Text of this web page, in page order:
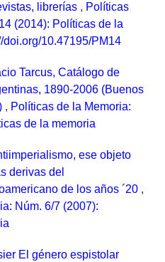
librerías , Políticas
(2014): Políticas de la
doi.org/10.47195/PM14
Tarcus, Catálogo de
1890-2006 (Buenos
, Políticas de la Memoria:
de la memoria
ese objeto
derivas del
de los años ´20 ,
Núm. 6/7 (2007):
El género espistolar